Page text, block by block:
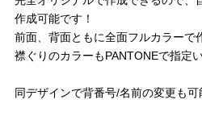
作成可能です！
前面、背面ともに全面フルカラーで
襟ぐりのカラーもPANTONEで指定
同デザインで背番号/名前の変更も可